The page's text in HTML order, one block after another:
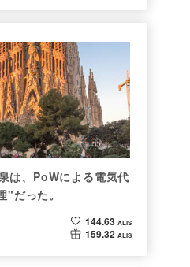
は、PoWによる電気代
だった。
144.63 ALIS
159.32 ALIS